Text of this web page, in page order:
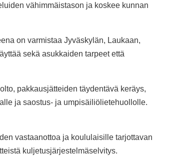
vähimmäistason ja koskee kunnan
on varmistaa Jyväskylän, Laukaan,
sekä asukkaiden tarpeet että
pakkausjätteiden täydentävä keräys,
ja saostus- ja umpisäiliölietehuollolle.
vastaanottoa ja koululaisille tarjottavan
kuljetusjärjestelmäselvitys.